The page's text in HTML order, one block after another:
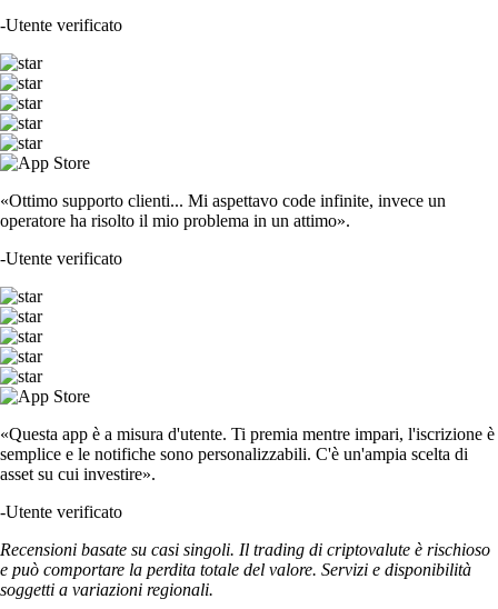
-Utente verificato
«Ottimo supporto clienti... Mi aspettavo code infinite, invece un
operatore ha risolto il mio problema in un attimo».
-Utente verificato
«Questa app è a misura d'utente. Ti premia mentre impari, l'iscrizione è
semplice e le notifiche sono personalizzabili. C'è un'ampia scelta di
asset su cui investire».
-Utente verificato
Recensioni basate su casi singoli. Il trading di criptovalute è rischioso
e può comportare la perdita totale del valore. Servizi e disponibilità
soggetti a variazioni regionali.